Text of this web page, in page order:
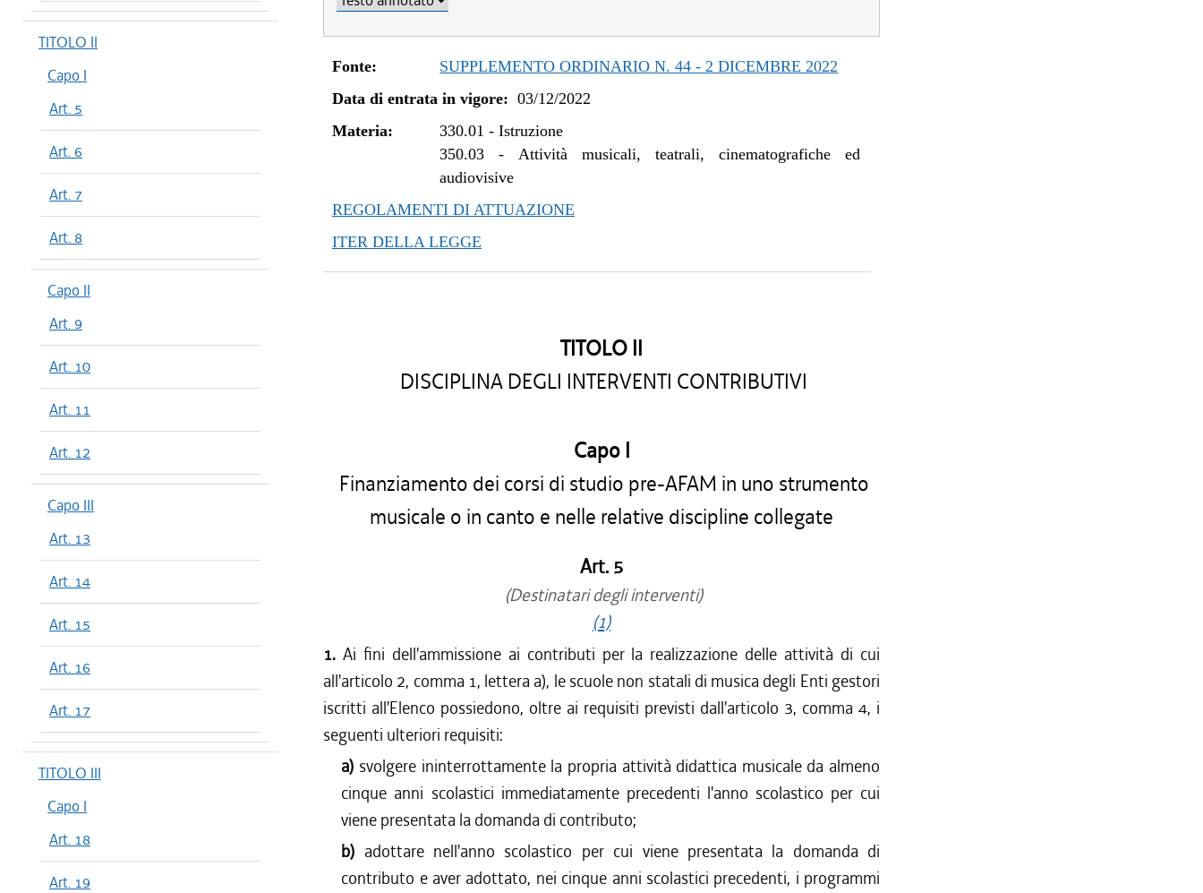
TITOLO II
Capo I
Art. 5
Art. 6
Art. 7
Art. 8
Capo II
Art. 9
Art. 10
Art. 11
Art. 12
Capo III
Art. 13
Art. 14
Art. 15
Art. 16
Art. 17
TITOLO III
Capo I
Art. 18
Art. 19
Fonte:
SUPPLEMENTO ORDINARIO N. 44 - 2 DICEMBRE 2022
Data di entrata in vigore: 03/12/2022
Materia:
330.01 -Istruzione
350.03 -Attività musicali, teatrali, cinematografiche ed
audiovisive
REGOLAMENTI DI ATTUAZIONE
ITER DELLA LEGGE
TITOLO II
DISCIPLINA DEGLI INTERVENTI CONTRIBUTIVI
Capo I
Finanziamento dei corsi di studio pre-AFAM in uno strumento
musicale o in canto e nelle relative discipline collegate
Art. 5
(Destinatari degli interventi)
(1)
1. Ai fini dell'ammissione ai contributi per la realizzazione delle attività di cui
all'articolo 2, comma 1, lettera a), le scuole non statali di musica degli Enti gestori
iscritti all'Elenco possiedono, oltre ai requisiti previsti dall'articolo 3, comma 4, i
seguenti ulteriori requisiti:
a) svolgere ininterrottamente la propria attività didattica musicale da almeno
cinque anni scolastici immediatamente precedenti l'anno scolastico per cui
viene presentata la domanda di contributo;
b) adottare nell'anno scolastico per cui viene presentata la domanda di
contributo e aver adottato, nei cinque anni scolastici precedenti, i programmi